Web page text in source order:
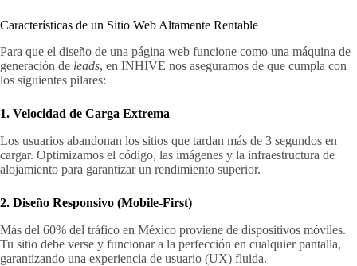
Características de un Sitio Web Altamente Rentable
Para que el diseño de una página web funcione como una máquina de
generación de leads, en INHIVE nos aseguramos de que cumpla con
los siguientes pilares:
1. Velocidad de Carga Extrema
Los usuarios abandonan los sitios que tardan más de 3 segundos en
cargar. Optimizamos el código, las imágenes y la infraestructura de
alojamiento para garantizar un rendimiento superior.
2. Diseño Responsivo (Mobile-First)
Más del 60% del tráfico en México proviene de dispositivos móviles.
Tu sitio debe verse y funcionar a la perfección en cualquier pantalla,
garantizando una experiencia de usuario (UX) fluida.